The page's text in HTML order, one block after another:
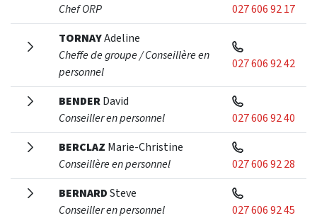
Chef ORP
027 606 92 17
TORNAYAdeline
Cheffe de groupe / Conseillère en
personnel
027 606 92 42
BENDERDavid
Conseiller en personnel
027 606 92 40
BERCLAZ Marie-Christine
Conseillère en personnel
027 606 92 28
BERNARDSteve
Conseiller en personnel
027 606 92 45